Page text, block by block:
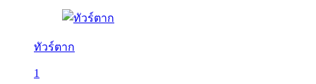
ทัวร์ตาก
1